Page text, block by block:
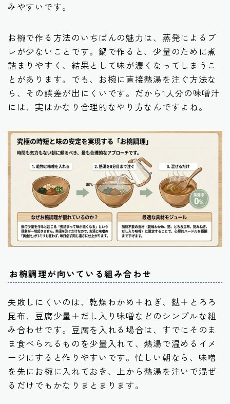
みやすいです。
お椀で作る方法のいちばんの魅力は、蒸発によるブ
レが少ないことです。鍋で作ると、少量のために煮
詰まりやすく、結果として味が濃くなってしまうこ
とがあります。でも、お椀に直接熱湯を注ぐ方法な
ら、その誤差が出にくいです。だから1人分の味噌汁
には、実はかなり合理的なやり方なんですよね。
お椀調理が向いている組み合わせ
失敗しにくいのは、乾燥わかめ＋ねぎ、麩＋とろろ
昆布、豆腐少量＋だし入り味噌などのシンプルな組
み合わせです。豆腐を入れる場合は、すでにそのま
ま食べられるものを少量入れて、熱湯で温めるイメ
ージにすると作りやすいです。忙しい朝なら、味噌
を先にお椀に入れておき、上から熱湯を注いで混ぜ
るだけでもかなりまとまります。